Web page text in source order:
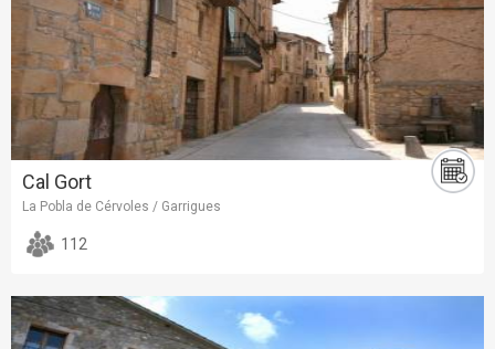
Cal Gort
La Pobla de Cérvoles / Garrigues
112